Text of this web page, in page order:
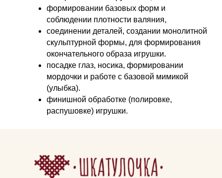
формировании базовых форм и
соблюдении плотности валяния,
соединении деталей, создании монолитной
скульптурной формы, для формирования
окончательного образа игрушки.
посадке глаз, носика, формировании
мордочки и работе с базовой мимикой
(улыбка).
финишной обработке (полировке,
распушовке) игрушки.